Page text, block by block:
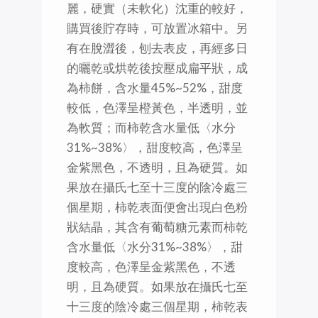
麗，硬實（未軟化）沈重的較好，
購買後貯存時，可放置冰箱中。另
有在脫澀後，刨去表皮，再經多日
的曬乾或烘乾後按壓成扁平狀，成
為柿餅，含水量45%~52%，甜度
較低，色澤呈橙黃色，半透明，並
為軟質；而柿乾含水量低〈水分
31%~38%〉，甜度較高，色澤呈
金紫黑色，不透明，且為硬質。如
果放在攝氏七至十三度的陰冷處三
個星期，柿乾表面便會出現白色粉
狀結晶，其含有葡萄糖元素而柿乾
含水量低〈水分31%~38%〉，甜
度較高，色澤呈金紫黑色，不透
明，且為硬質。如果放在攝氏七至
十三度的陰冷處三個星期，柿乾表